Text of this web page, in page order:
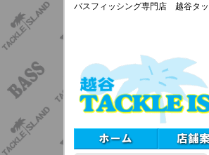
バスフィッシング専門店 越谷タ